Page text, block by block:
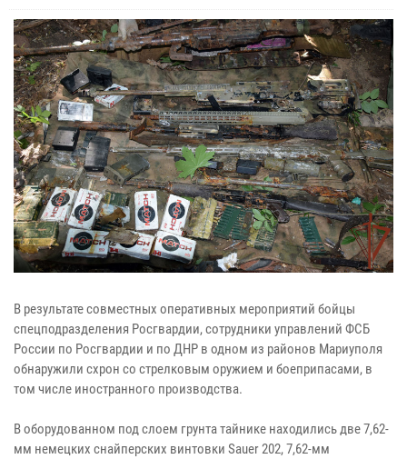
В результате совместных оперативных мероприятий бойцы
спецподразделения Росгвардии, сотрудники управлений ФСБ
России по Росгвардии и по ДНР в одном из районов Мариуполя
обнаружили схрон со стрелковым оружием и боеприпасами, в
том числе иностранного производства.
В оборудованном под слоем грунта тайнике находились две 7,62-
мм немецких снайперских винтовки Sauer 202, 7,62-мм